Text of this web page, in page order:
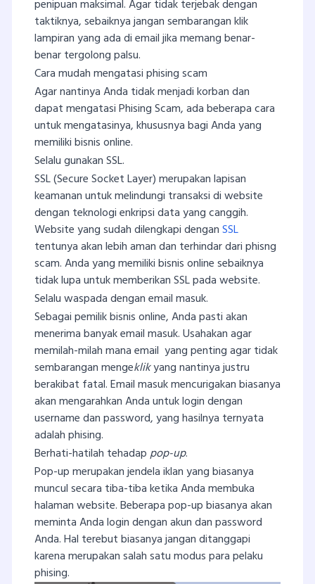
penipuan maksimal. Agar tidak terjebak dengan
taktiknya, sebaiknya jangan sembarangan klik
lampiran yang ada di email jika memang benar-
benar tergolong palsu.
Cara mudah mengatasi phising scam
Agar nantinya Anda tidak menjadi korban dan
dapat mengatasi Phising Scam, ada beberapa cara
untuk mengatasinya, khususnya bagi Anda yang
memiliki bisnis online.
Selalu gunakan SSL.
SSL (Secure Socket Layer) merupakan lapisan
keamanan untuk melindungi transaksi di website
dengan teknologi enkripsi data yang canggih.
Website yang sudah dilengkapi denganSSL
tentunya akan lebih aman dan terhindar dari phisng
scam. Anda yang memiliki bisnis online sebaiknya
tidak lupa untuk memberikan SSL pada website.
Selalu waspada dengan email masuk.
Sebagai pemilik bisnis online, Anda pasti akan
menerima banyak email masuk. Usahakan agar
memilah-milah mana email yang penting agar tidak
sembarangan mengeklikyang nantinya justru
berakibat fatal. Email masuk mencurigakan biasanya
akan mengarahkan Anda untuk login dengan
username dan password, yang hasilnya ternyata
adalah phising.
Berhati-hatilah tehadappop-up.
Pop-up merupakan jendela iklan yang biasanya
muncul secara tiba-tiba ketika Anda membuka
halaman website. Beberapa pop-up biasanya akan
meminta Anda login dengan akun dan password
Anda. Hal terebut biasanya jangan ditanggapi
karena merupakan salah satu modus para pelaku
phising.